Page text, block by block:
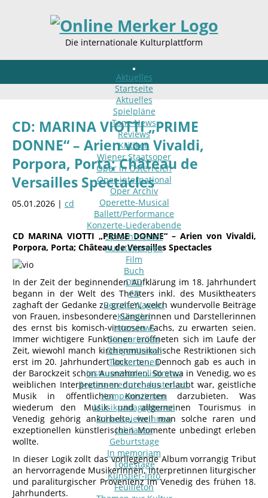
Die internationale Kulturplattform
Aktuelles
Startseite
Aktuelles
Spielpläne
Tanz-News
Reviews
Kritiken
Wiener Staatsoper
Oper in Österreich
Oper international
Oper Archiv
Operette-Musical
Ballett/Performance
Konzerte-Liederabende
Sprechtheater
Ausstellungen
Film
Buch
DVD
CD
Renate Wagner
Künstler
Interviews
SängerInnen
DirigentInnen
TänzerInnen
InstrumentalsolistInnen
Regisseure/Intendanten-etc
KomponistInnen
MusikpädagogInnen
SchauspielerInnen
Jubilaeen
Geburtstage
In memoriam
Todestage
Künstler-Info
Feuilleton
CD: MARINA VIOTTI „PRIME
DONNE“ – Arien von Vivaldi,
Porpora, Porta; Château de
Versailles Spectacles
05.01.2026 | cd
CD MARINA VIOTTI „PRIME DONNE“ – Arien von Vivaldi,
Porpora, Porta; Château de Versailles Spectacles
In der Zeit der beginnenden Aufklärung im 18. Jahrhundert
begann in der Welt des Theaters inkl. des Musiktheaters
zaghaft der Gedanke zu greifen, welch wundervolle Beiträge
von Frauen, insbesondere Sängerinnen und Darstellerinnen
des ernst bis komisch-virtuosen Fachs, zu erwarten seien.
Immer wichtigere Funktionen eröffneten sich im Laufe der
Zeit, wiewohl manch kirchenmusikalische Restriktionen sich
erst im 20. Jahrhundert lockerten. Dennoch gab es auch in
der Barockzeit schon Ausnahmen. So etwa in Venedig, wo es
weiblichen Interpretinnen durchaus erlaubt war, geistliche
Musik in öffentlichen Konzerten darzubieten. Was
wiederum den Musik- und allgemeinen Tourismus in
Venedig gehörig ankurbelte, weil man solche raren und
exzeptionellen künstlerischen Momente unbedingt erleben
wollte.
In dieser Logik zollt das vorliegende Album vorrangig Tribut
an hervorragende Musikerinnen, Interpretinnen liturgischer
und paraliturgischer Provenienz im Venedig des frühen 18.
Jahrhunderts.